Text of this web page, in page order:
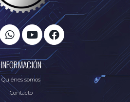
INFORMACIÓN
Quiénes somos
Contacto